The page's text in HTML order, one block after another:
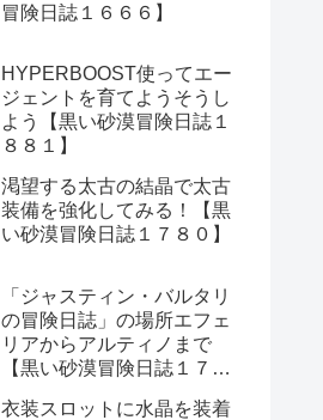
冒険日誌１６６６】
HYPERBOOST使ってエー
ジェントを育てようそうし
よう【黒い砂漠冒険日誌１
８８１】
渇望する太古の結晶で太古
装備を強化してみる！【黒
い砂漠冒険日誌１７８０】
「ジャスティン・バルタリ
の冒険日誌」の場所エフェ
リアからアルティノまで
【黒い砂漠冒険日誌１７０
衣装スロットに水晶を装着